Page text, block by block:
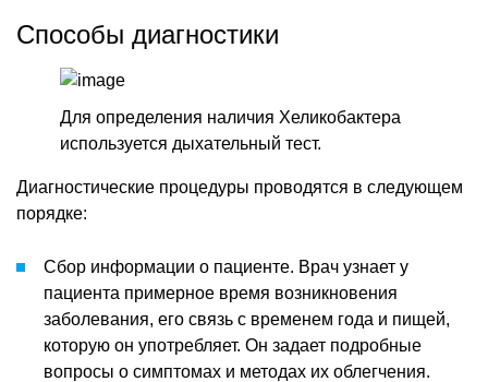
Способы диагностики
Для определения наличия Хеликобактера
используется дыхательный тест.
Диагностические процедуры проводятся в следующем
порядке:
Сбор информации о пациенте. Врач узнает у
пациента примерное время возникновения
заболевания, его связь с временем года и пищей,
которую он употребляет. Он задает подробные
вопросы о симптомах и методах их облегчения.